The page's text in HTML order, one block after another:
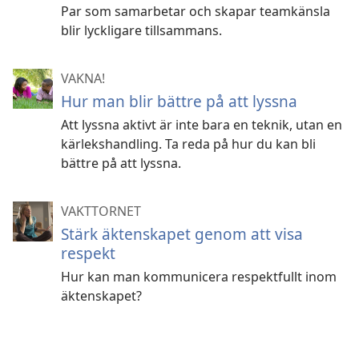
Par som samarbetar och skapar teamkänsla
blir lyckligare tillsammans.
VAKNA!
Hur man blir bättre på att lyssna
Att lyssna aktivt är inte bara en teknik, utan en
kärlekshandling. Ta reda på hur du kan bli
bättre på att lyssna.
VAKTTORNET
Stärk äktenskapet genom att visa
respekt
Hur kan man kommunicera respektfullt inom
äktenskapet?